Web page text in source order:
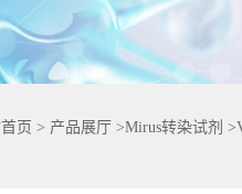
页 > 产品展厅 >Mirus转染试剂 >